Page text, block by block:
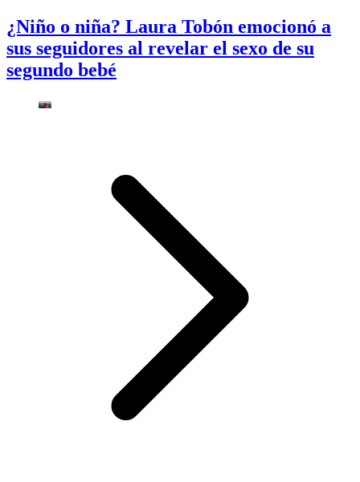
¿Niño o niña? Laura Tobón emocionó a
sus seguidores al revelar el sexo de su
segundo bebé